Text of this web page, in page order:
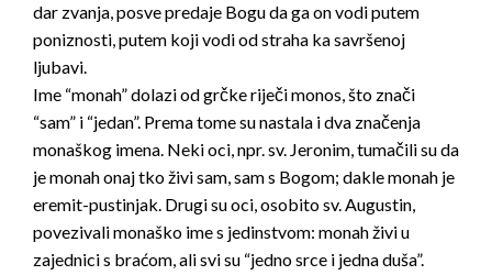
dar zvanja, posve predaje Bogu da ga on vodi putem
poniznosti, putem koji vodi od straha ka savršenoj
ljubavi.
Ime “monah” dolazi od grčke riječi monos, što znači
“sam” i “jedan”. Prema tome su nastala i dva značenja
monaškog imena. Neki oci, npr. sv. Jeronim, tumačili su da
je monah onaj tko živi sam, sam s Bogom; dakle monah je
eremit-pustinjak. Drugi su oci, osobito sv. Augustin,
povezivali monaško ime s jedinstvom: monah živi u
zajednici s braćom, ali svi su “jedno srce i jedna duša”.